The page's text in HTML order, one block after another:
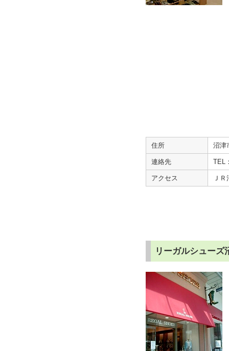
住所 沼津
連絡先 TEL
アクセス Ｊ
リーガルシューズ